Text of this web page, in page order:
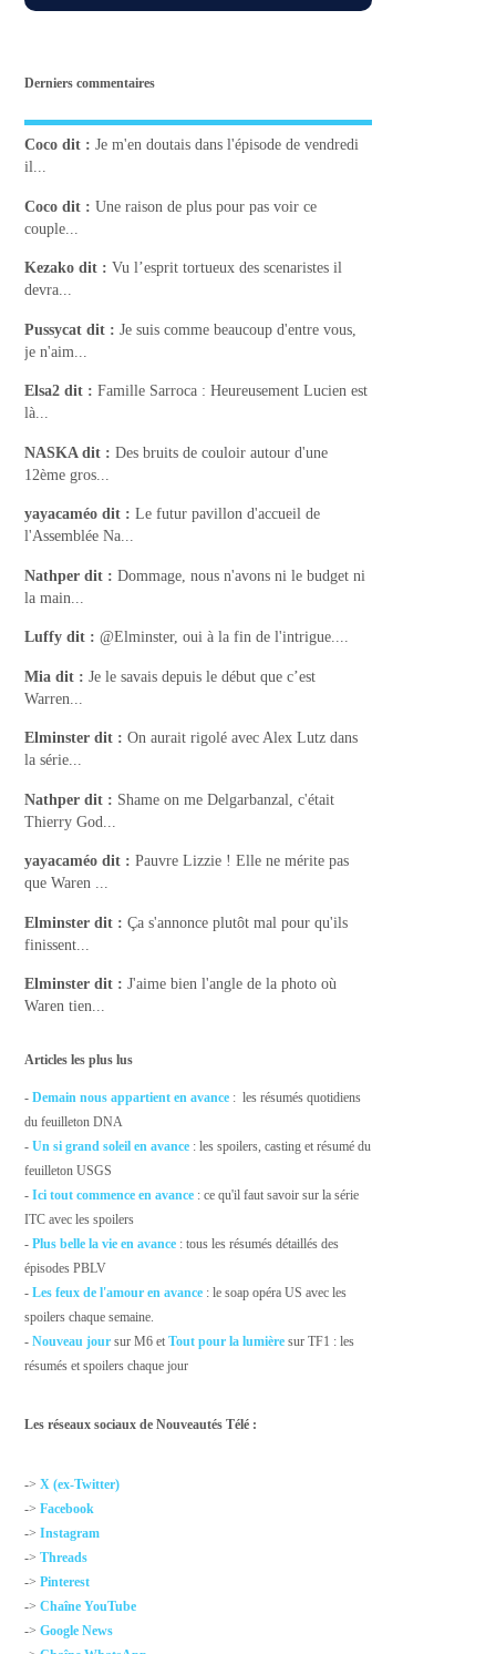
Derniers commentaires
Coco dit : Je m'en doutais dans l'épisode de vendredi
il...
Coco dit : Une raison de plus pour pas voir ce
couple...
Kezako dit : Vu l’esprit tortueux des scenaristes il
devra...
Pussycat dit : Je suis comme beaucoup d'entre vous,
je n'aim...
Elsa2 dit : Famille Sarroca : Heureusement Lucien est
là...
NASKA dit : Des bruits de couloir autour d'une
12ème gros...
yayacaméo dit : Le futur pavillon d'accueil de
l'Assemblée Na...
Nathper dit : Dommage, nous n'avons ni le budget ni
la main...
Luffy dit : @Elminster, oui à la fin de l'intrigue....
Mia dit : Je le savais depuis le début que c’est
Warren...
Elminster dit : On aurait rigolé avec Alex Lutz dans
la série...
Nathper dit : Shame on me Delgarbanzal, c'était
Thierry God...
yayacaméo dit : Pauvre Lizzie ! Elle ne mérite pas
que Waren ...
Elminster dit : Ça s'annonce plutôt mal pour qu'ils
finissent...
Elminster dit : J'aime bien l'angle de la photo où
Waren tien...
Articles les plus lus
-Demain nous appartient en avance : les résumés quotidiens
du feuilleton DNA
-Un si grand soleil en avance : les spoilers, casting et résumé du
feuilleton USGS
-Ici tout commence en avance : ce qu'il faut savoir sur la série
ITC avec les spoilers
- Plus belle la vie en avance : tous les résumés détaillés des
épisodes PBLV
-Les feux de l'amour en avance : le soap opéra US avec les
spoilers chaque semaine.
-Nouveau jour sur M6 etTout pour la lumière sur TF1 : les
résumés et spoilers chaque jour
Les réseaux sociaux de Nouveautés Télé :
->X (ex-Twitter)
->Facebook
->Instagram
->Threads
->Pinterest
->Chaîne YouTube
->Google News